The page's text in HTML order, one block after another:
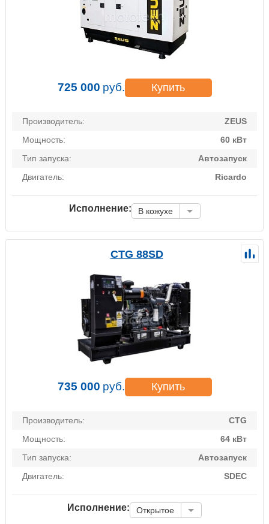
725 000 руб. Купить
Производитель:
ZEUS
Мощность:
60 кВт
Тип запуска:
Автозапуск
Двигатель:
Ricardo
Исполнение: В кожухе
CTG 88SD
735 000 руб. Купить
Производитель:
CTG
Мощность:
64 кВт
Тип запуска:
Автозапуск
Двигатель:
SDEC
Исполнение: Открытое